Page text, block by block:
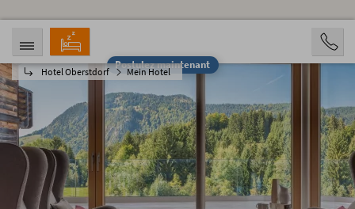
Postulez maintenant
Hotel Oberstdorf Mein Hotel
ARRIVÉE
08.08.2026
DÉPART
13.08.2026
PERSONNES
2 Personen
RÉSERVATION